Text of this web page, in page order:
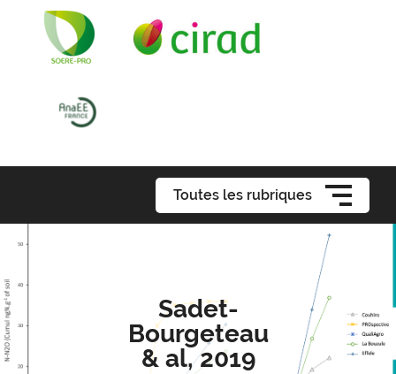
Toutes les rubriques
Sadet-
Bourgeteau
& al, 2019